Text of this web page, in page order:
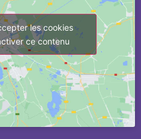
les cookies
ce contenu